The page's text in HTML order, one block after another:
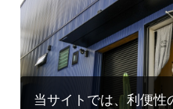
当サイトでは、利便性